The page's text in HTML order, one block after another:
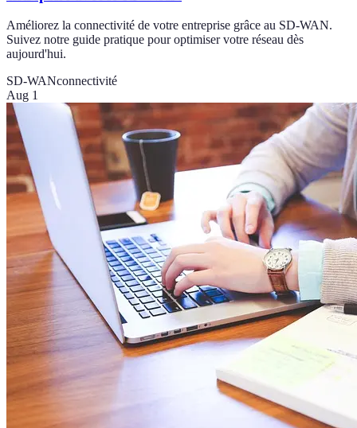
Améliorez la connectivité de votre entreprise grâce au SD-WAN.
Suivez notre guide pratique pour optimiser votre réseau dès
aujourd'hui.
SD-WANconnectivité
Aug 1